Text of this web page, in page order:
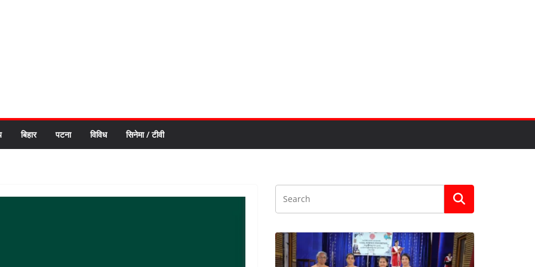
बिहार पटना विविध सिनेमा / टीवी